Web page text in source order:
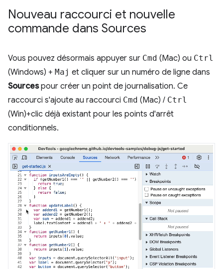
Nouveau raccourci et nouvelle
commande dans Sources
Vous pouvez désormais appuyer sur Cmd (Mac) ou Ctrl
(Windows) + Maj et cliquer sur un numéro de ligne dans
Sourcespour créer un point de journalisation. Ce
raccourci s'ajoute au raccourci Cmd (Mac) / Ctrl
(Win)+clic déjà existant pour les points d'arrêt
conditionnels.